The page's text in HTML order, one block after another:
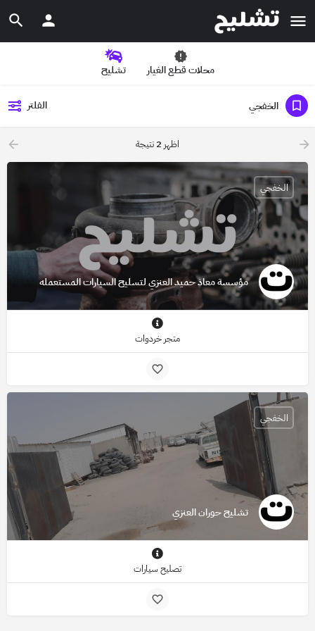
محلات قطع الغيار تشليح
الخفجي الفلتر
اظهر 2 نتيجة
مؤسسة معاذ حميد العنزي لتسليح السيارات المستعمله
الخفجي
متجر خردوات
تشليح حوران العنزي
الخفجي
تصليح سيارات